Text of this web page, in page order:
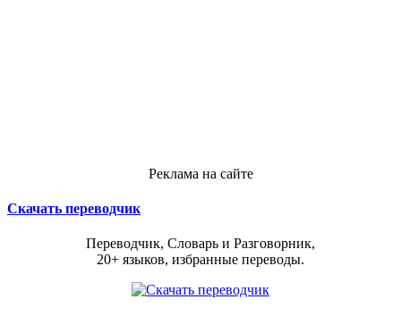
Реклама на сайте
Скачать переводчик
Переводчик, Словарь и Разговорник,
20+ языков, избранные переводы.